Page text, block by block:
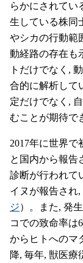
らかにされてい
生している株同
やシカの行動範
動経路の存在も
トだけでなく,
合的に解析して
定だけでなく,
むことが期待で
2017年に世界で
と国内から報告
診断が行われて
イヌが報告され
ジ）。また, 発
コでの致命率は
からヒトへのマ
降, 毎年, 獣医療